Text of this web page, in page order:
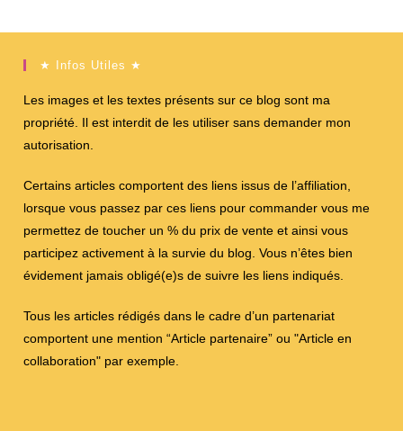
★ Infos Utiles ★
Les images et les textes présents sur ce blog sont ma
propriété. Il est interdit de les utiliser sans demander mon
autorisation.
Certains articles comportent des liens issus de l’affiliation,
lorsque vous passez par ces liens pour commander vous me
permettez de toucher un % du prix de vente et ainsi vous
participez activement à la survie du blog. Vous n’êtes bien
évidement jamais obligé(e)s de suivre les liens indiqués.
Tous les articles rédigés dans le cadre d’un partenariat
comportent une mention “Article partenaire” ou "Article en
collaboration" par exemple.